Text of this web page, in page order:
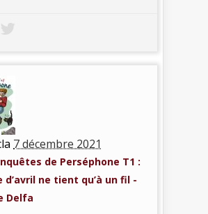
7 décembre 2021
de Perséphone T1 :
d’avril ne tient qu’à un fil -
Delfa